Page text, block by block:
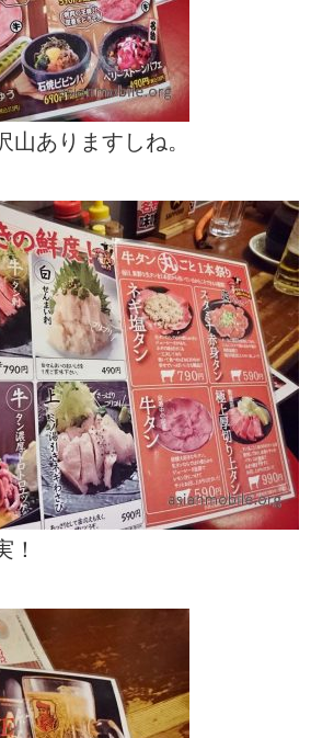
山ありますしね。
！